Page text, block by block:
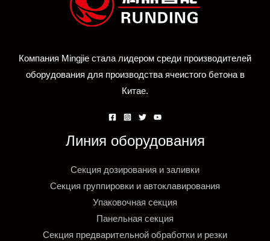
Компания Mingjie стала лидером среди производителей
оборудования для производства ячеистого бетона в
Китае.
Линия оборудования
Секция дозирования и заливки
Секция группировки и автоклавирования
Упаковочная секция
Панельная секция
Секция предварительной обработки и резки